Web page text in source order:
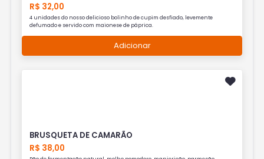
R$ 32,00
4 unidades do nosso delicioso bolinho de cupim desfiado, levemente
defumado e servido com maionese de páprica.
Adicionar
BRUSQUETA DE CAMARÃO
R$ 38,00